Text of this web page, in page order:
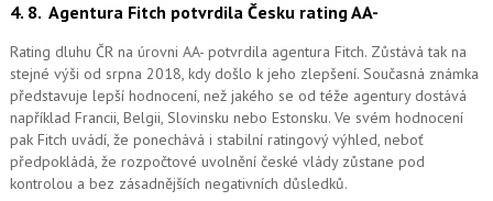
4. 8. Agentura Fitch potvrdila Česku rating AA-
Rating dluhu ČR na úrovni AA- potvrdila agentura Fitch. Zůstává tak na
stejné výši od srpna 2018, kdy došlo k jeho zlepšení. Současná známka
představuje lepší hodnocení, než jakého se od téže agentury dostává
například Francii, Belgii, Slovinsku nebo Estonsku. Ve svém hodnocení
pak Fitch uvádí, že ponechává i stabilní ratingový výhled, neboť
předpokládá, že rozpočtové uvolnění české vlády zůstane pod
kontrolou a bez zásadnějších negativních důsledků.